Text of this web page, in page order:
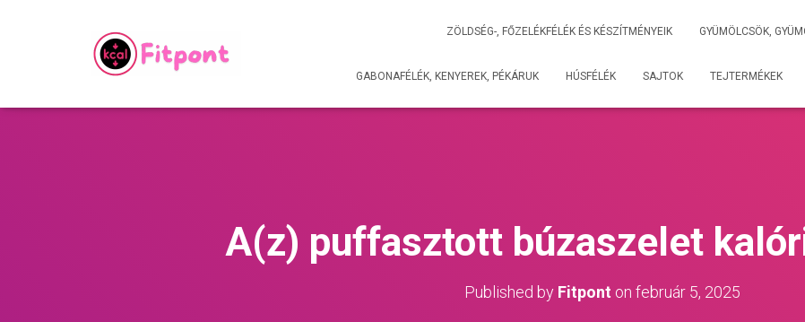
ZÖLDSÉG-, FŐZELÉKFÉLÉK ÉS KÉSZÍTMÉNYEIK GYÜMÖLCSÖK,
GABONAFÉLÉK, KENYEREK, PÉKÁRUK HÚSFÉLÉK SAJTOK TEJTERMÉKEK
A(z) puffasztott búzaszelet
Published by Fitpont on február 5, 2025